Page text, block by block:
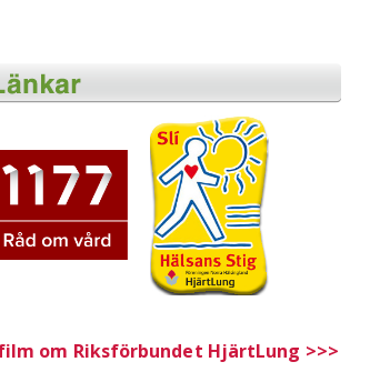
om Riksförbundet HjärtLung >>>